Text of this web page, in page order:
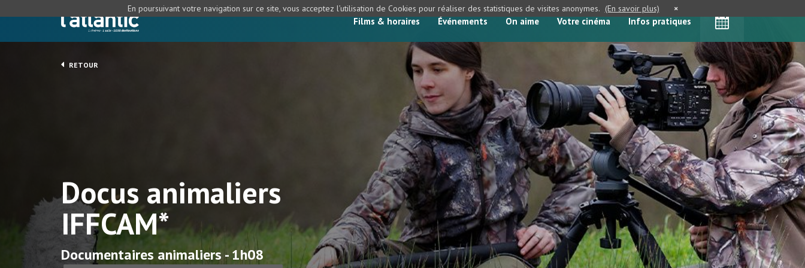
Films & horaires Événements On aime Votre cinéma Infos pratiques
RETOUR
Docus animaliers
IFFCAM*
Documentaires animaliers - 1h08
En poursuivant votre navigation sur ce site, vous acceptez l’utilisation de Cookies pour réaliser des statistiques de visites anonymes. (En savoir plus) ×